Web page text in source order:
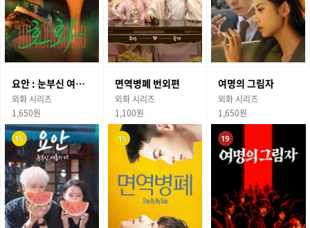
요안 : 눈부신 여름의 너
외화 시리즈
1,650원
면역병폐 번외편
외화 시리즈
1,100원
여명의 그림자
외화 시리즈
1,650원